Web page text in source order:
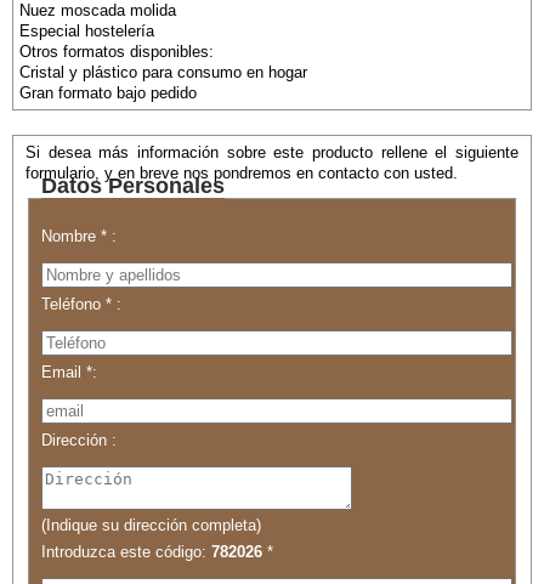
Nuez moscada molida
Especial hostelería
Otros formatos disponibles:
Cristal y plástico para consumo en hogar
Gran formato bajo pedido
Si desea más información sobre este producto rellene el siguiente
formulario, y en breve nos pondremos en contacto con usted.
Datos Personales
Nombre * :
Teléfono * :
Email *:
Dirección :
(Indique su dirección completa)
Introduzca este código: 782026 *